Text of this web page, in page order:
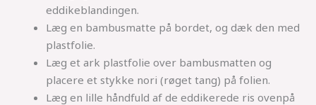
eddikeblandingen.
Læg en bambusmatte på bordet, og dæk den med
plastfolie.
Læg et ark plastfolie over bambusmatten og
placere et stykke nori (røget tang) på folien.
Læg en lille håndfuld af de eddikerede ris ovenpå